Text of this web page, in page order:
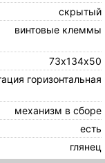
скрытый
винтовые клеммы
73х134х50
горизонтальная
механизм в сборе
есть
глянец